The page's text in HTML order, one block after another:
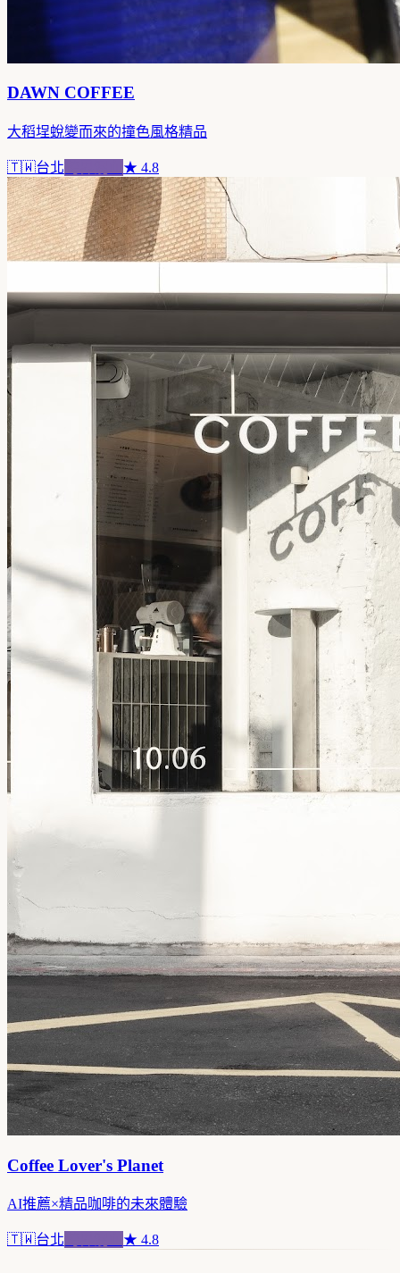
DAWN COFFEE
大稻埕蛻變而來的撞色風格精品
🇹🇼台北 ★ 4.8
Coffee Lover's Planet
AI推薦×精品咖啡的未來體驗
🇹🇼台北 ★ 4.8